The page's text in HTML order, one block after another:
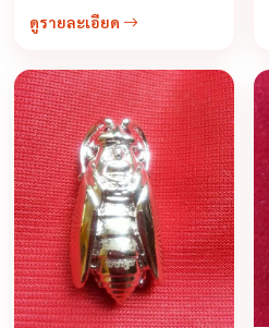
พิมพ์มือเป็นตัวต่อเงินต่อทอง และ
ผานาทีประกอบด้วย ...
ดูรายละเอียด